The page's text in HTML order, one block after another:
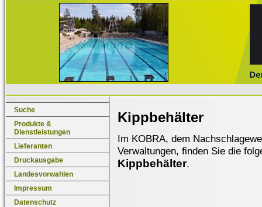
Suche
Produkte &
Dienstleistungen
Lieferanten
Druckausgabe
Landesvorwahlen
Impressum
Datenschutz
Kippbehälter
Im KOBRA, dem
Verwaltungen, finden Sie die
Kippbehälter.